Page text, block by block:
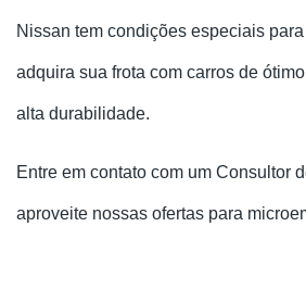
Nissan tem condições especiais
adquira sua frota com carros de
alta durabilidade.
Entre em contato com um Consultor
aproveite nossas ofertas para